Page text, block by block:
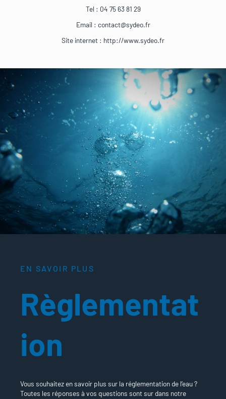
Tel : 04 75 63 81 29
Email : contact@sydeo.fr
Site internet : http://www.sydeo.fr
EN SAVOIR PLUS
Règlementat
ion
Vous souhaitez en savoir plus sur la réglementation de l’eau ?
Toutes les réponses à vos questions sont sur dans notre